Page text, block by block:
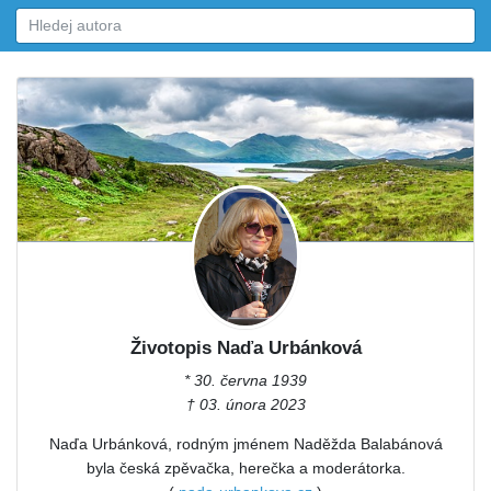
Životopis Naďa Urbánková
* 30. června 1939
† 03. února 2023
Naďa Urbánková, rodným jménem Naděžda Balabánová
byla česká zpěvačka, herečka a moderátorka.